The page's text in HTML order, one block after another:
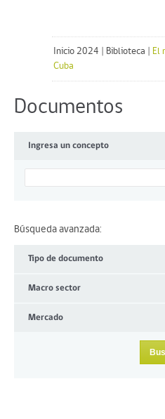
Inicio 2024 Biblioteca
El
Cuba
Documentos
Ingresa un concepto
Búsqueda avanzada:
Tipo de documento
Macro sector
Mercado